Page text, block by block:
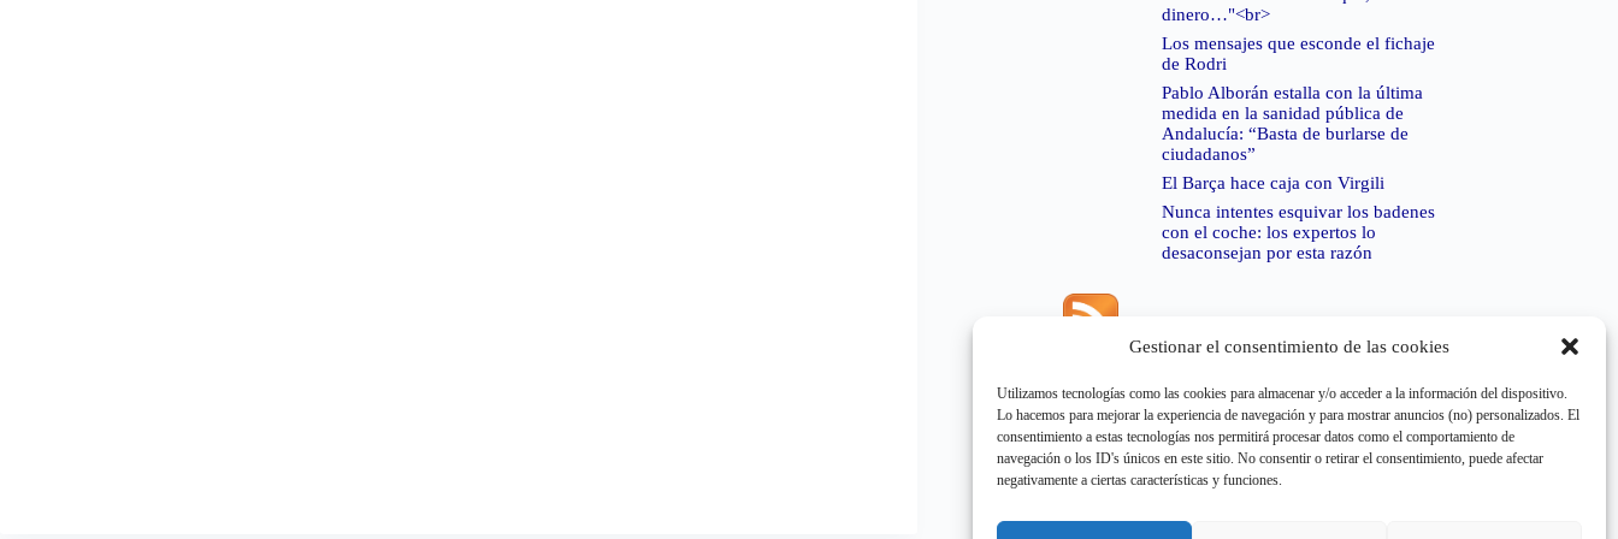
Gestionar el consentimiento de las cookies
Utilizamos tecnologías como las cookies para almacenar y/o acceder a la información del dispositivo.
Lo hacemos para mejorar la experiencia de navegación y para mostrar anuncios (no) personalizados. El
consentimiento a estas tecnologías nos permitirá procesar datos como el comportamiento de
navegación o los ID's únicos en este sitio. No consentir o retirar el consentimiento, puede afectar
negativamente a ciertas características y funciones.
dinero…"<br>
Los mensajes que esconde el fichaje
de Rodri
Pablo Alborán estalla con la última
medida en la sanidad pública de
Andalucía: “Basta de burlarse de
ciudadanos”
El Barça hace caja con Virgili
Nunca intentes esquivar los badenes
con el coche: los expertos lo
desaconsejan por esta razón
Error de RSS:Retrieved unsupported status code
"404"